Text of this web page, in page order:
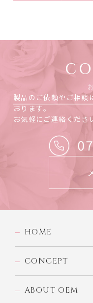
製品のご依頼やご相談
おります。
お気軽にご連絡くださ
HOME
CONCEPT
ABOUT OEM